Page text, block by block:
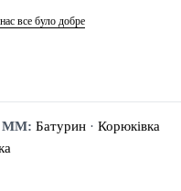
все було добре
ММ: Батурин · Корюківка